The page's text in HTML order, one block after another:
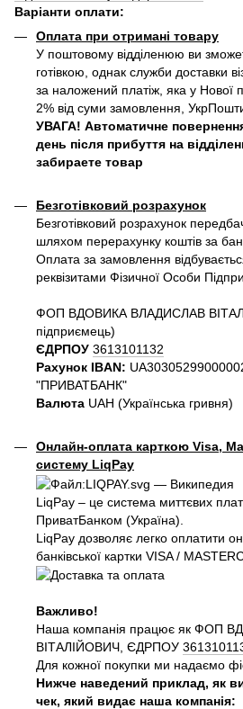
Варіанти оплати:
Оплата при отримані товару
У поштовому відділенюю ви
готівкою, однак служби доставки
за наложений платіж, яка у Нової
2% від суми замовлення,
УВАГА! Автоматичне
день після прибуття на
забираете товар
Безготівковий розрахунок
Безготівковий розрахунок
шляхом перерахунку коштів за
Оплата за замовлення
реквізитами Фізичної Особи
ФОП ВДОВИКА ВЛАДИСЛАВ
пiдприємець)
ЄДРПОУ 3613101132
Рахунок IBAN:
"ПРИВАТБАНК"
Валюта UAH (Українська гривня)
Онлайн-оплата карткою Visa,
систему LiqPay
LiqPay – це система миттєвих
ПриватБанком (Україна).
LiqPay дозволяє легко оплатити
банківської картки VISA /
Важливо!
Наша компанія працює як ФОП
ВІТАЛІЙОВИЧ, ЄДРПОУ
Для кожної покупки ми надаємо
Нижче наведений приклад, як
чек, який видає наша компанія: